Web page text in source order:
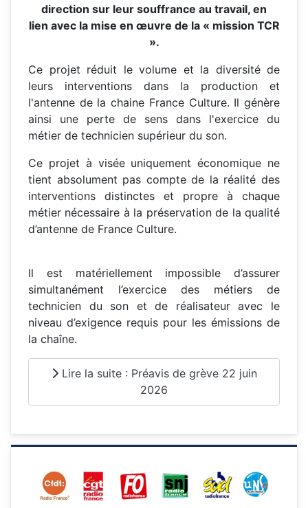
direction sur leur souffrance au travail, en
lien avec la mise en œuvre de la « mission TCR
».
Ce projet réduit le volume et la diversité de
leurs interventions dans la production et
l'antenne de la chaine France Culture. Il génère
ainsi une perte de sens dans l'exercice du
métier de technicien supérieur du son.
Ce projet à visée uniquement économique ne
tient absolument pas compte de la réalité des
interventions distinctes et propre à chaque
métier nécessaire à la préservation de la qualité
d’antenne de France Culture.
Il est matériellement impossible d’assurer
simultanément l’exercice des métiers de
technicien du son et de réalisateur avec le
niveau d’exigence requis pour les émissions de
la chaîne.
Lire la suite : Préavis de grève 22 juin
2026